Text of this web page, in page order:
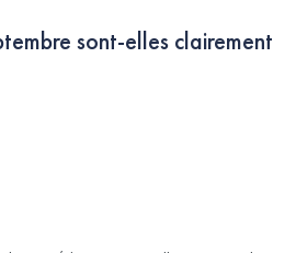
sont-elles clairement